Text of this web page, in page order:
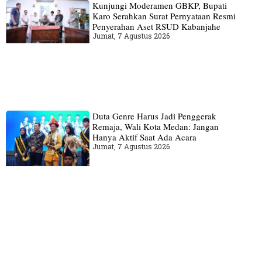
Kunjungi Moderamen GBKP, Bupati
Karo Serahkan Surat Pernyataan Resmi
Penyerahan Aset RSUD Kabanjahe
Jumat, 7 Agustus 2026
Duta Genre Harus Jadi Penggerak
Remaja, Wali Kota Medan: Jangan
Hanya Aktif Saat Ada Acara
Jumat, 7 Agustus 2026